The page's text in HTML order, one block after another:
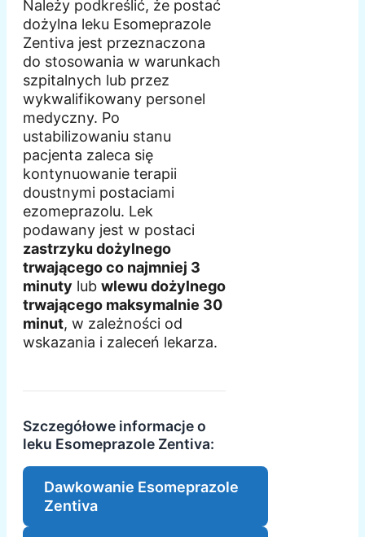
Należy podkreślić, że postać
dożylna leku Esomeprazole
Zentiva jest przeznaczona
do stosowania w warunkach
szpitalnych lub przez
wykwalifikowany personel
medyczny. Po
ustabilizowaniu stanu
pacjenta zaleca się
kontynuowanie terapii
doustnymi postaciami
ezomeprazolu. Lek
podawany jest w postaci
zastrzyku dożylnego
trwającego co najmniej 3
minuty lub wlewu dożylnego
trwającego maksymalnie 30
minut, w zależności od
wskazania i zaleceń lekarza.
Szczegółowe informacje o
leku Esomeprazole Zentiva:
Dawkowanie Esomeprazole
Zentiva